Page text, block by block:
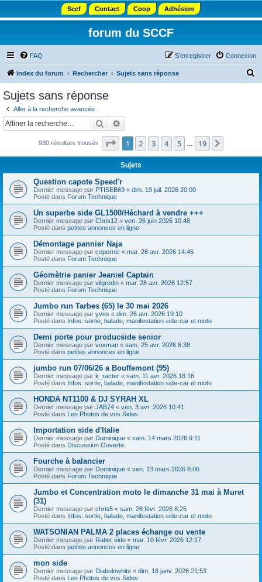
Sccf Contact Coop Adhésion
forum du SCCF
FAQ Connexion
S’enregistrer
Index du forum Rechercher Sujets sans réponse
c
Sujets sans réponse
Aller à la recherche avancée
Rechercher
930 résultats trouvés Page 1sur19
1 2 3 4 5 19
Sujets
Question capote Speed'r
Dernier message par PTISEB69 « dim. 19 juil. 2026 20:00
Posté dans Forum Technique
Un superbe side GL1500/Héchard à vendre +++
Dernier message par Chris12 « ven. 26 juin 2026 10:48
Posté dans petites annonces en ligne
Démontage pannier Naja
Dernier message par copernic « mar. 28 avr. 2026 14:45
Posté dans Forum Technique
Géomètrie panier Jeaniel Captain
Dernier message par vilgredin « mar. 28 avr. 2026 12:57
Posté dans Forum Technique
Jumbo run Tarbes (65) le 30 mai 2026
Dernier message par yves « dim. 26 avr. 2026 19:10
Posté dans Infos: sortie, balade, manifestation side-car et moto
Demi porte pour producside senior
Dernier message par voxman « sam. 25 avr. 2026 8:38
Posté dans petites annonces en ligne
jumbo run 07/06/26 a Bouffemont (95)
Dernier message par k_racter « sam. 11 avr. 2026 18:16
Posté dans Infos: sortie, balade, manifestation side-car et moto
HONDA NT1100 & DJ SYRAH XL
Dernier message par JAB74 « ven. 3 avr. 2026 10:41
Posté dans Les Photos de vos Sides
Importation side d'Italie
Dernier message par Dominique « sam. 14 mars 2026 9:11
Posté dans Discussion Ouverte
Fourche à balancier
Dernier message par Dominique « ven. 13 mars 2026 8:06
Posté dans Forum Technique
Jumbo et Concentration moto le dimanche 31 mai à Muret
(31)
Dernier message par chris5 « sam. 28 févr. 2026 8:25
Posté dans Infos: sortie, balade, manifestation side-car et moto
WATSONIAN PALMA 2 places échange ou vente
Dernier message par Ratier side « mar. 10 févr. 2026 12:17
Posté dans petites annonces en ligne
mon side
Dernier message par Diabolowhite « dim. 18 janv. 2026 21:53
Posté dans Les Photos de vos Sides